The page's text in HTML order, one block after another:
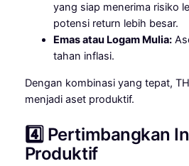
yang siap menerima risiko
potensi return lebih besar.
Emas atau Logam Mulia:
tahan inflasi.
Dengan kombinasi yang tepat,
menjadi aset produktif.
4️⃣ Pertimbangkan
Produktif